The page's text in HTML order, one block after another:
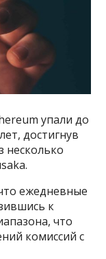
упали до
достигнув
несколько
ежедневные
к
что
комиссий с